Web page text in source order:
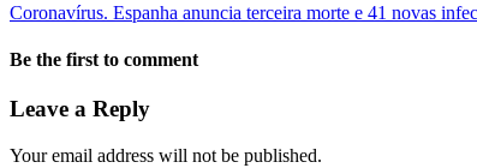
Coronavírus. Espanha anuncia terceira morte e 41 novas
Be the first to comment
Leave a Reply
Your email address will not be published.